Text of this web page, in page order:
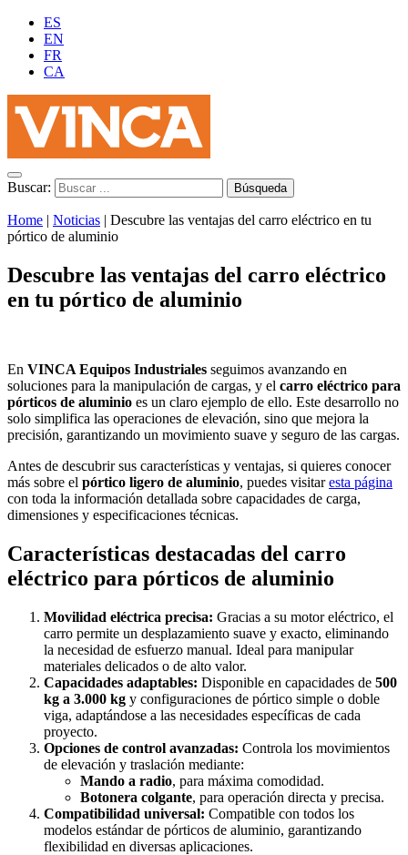
ES
EN
FR
CA
Buscar:
Home | Noticias | Descubre las ventajas del carro eléctrico en tu
pórtico de aluminio
Descubre las ventajas del carro eléctrico
en tu pórtico de aluminio
En VINCA Equipos Industriales seguimos avanzando en
soluciones para la manipulación de cargas, y el carro eléctrico para
pórticos de aluminio es un claro ejemplo de ello. Este desarrollo no
solo simplifica las operaciones de elevación, sino que mejora la
precisión, garantizando un movimiento suave y seguro de las cargas.
Antes de descubrir sus características y ventajas, si quieres conocer
más sobre el pórtico ligero de aluminio, puedes visitaresta página
con toda la información detallada sobre capacidades de carga,
dimensiones y especificaciones técnicas.
Características destacadas del carro
eléctrico para pórticos de aluminio
Movilidad eléctrica precisa: Gracias a su motor eléctrico, el
carro permite un desplazamiento suave y exacto, eliminando
la necesidad de esfuerzo manual. Ideal para manipular
materiales delicados o de alto valor.
Capacidades adaptables: Disponible en capacidades de 500
kg a 3.000 kg y configuraciones de pórtico simple o doble
viga, adaptándose a las necesidades específicas de cada
proyecto.
Opciones de control avanzadas: Controla los movimientos
de elevación y traslación mediante:
Mando a radio, para máxima comodidad.
Botonera colgante, para operación directa y precisa.
Compatibilidad universal: Compatible con todos los
modelos estándar de pórticos de aluminio, garantizando
flexibilidad en diversas aplicaciones.